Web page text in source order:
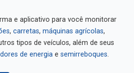
e aplicativo para você monitorar
, carretas, máquinas agrícolas,
tipos de veículos, além de seus
de energia e semirreboques.